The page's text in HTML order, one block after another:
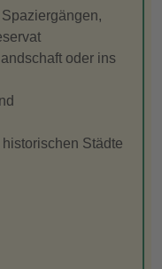
oder ins
Städte